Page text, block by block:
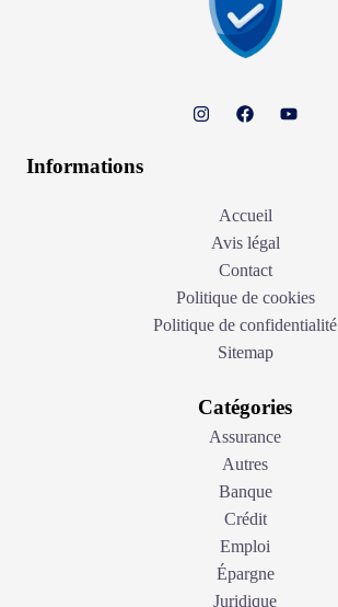
Informations
Accueil
Avis légal
Contact
Politique de cookies
Politique de confidentialité
Sitemap
Catégories
Assurance
Autres
Banque
Crédit
Emploi
Épargne
Juridique